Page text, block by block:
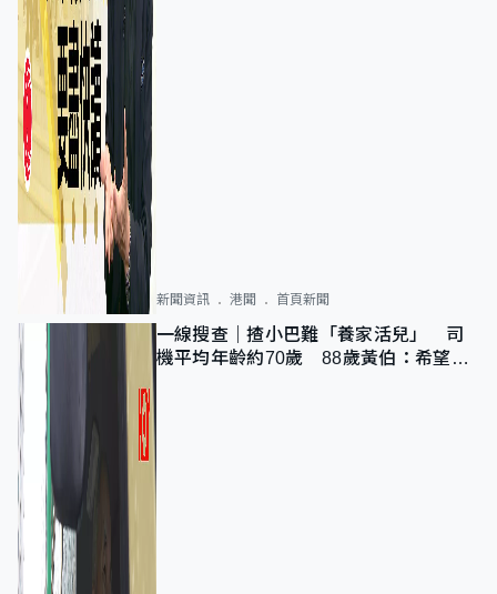
新聞資訊 港聞 首頁新聞
一線搜查｜揸小巴難「養家活兒」 司
機平均年齡約70歲 88歲黃伯：希望一